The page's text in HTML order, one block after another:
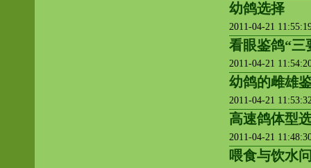
幼鸽选择
2011-04-21
看眼鉴鸽“三
2011-04-21
幼鸽的雌雄
2011-04-21
高速鸽体型
2011-04-21
喂食与饮水